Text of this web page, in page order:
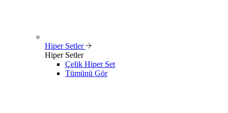
Hiper Setler
Hiper Setler
Çelik Hiper Set
Tümünü Gör